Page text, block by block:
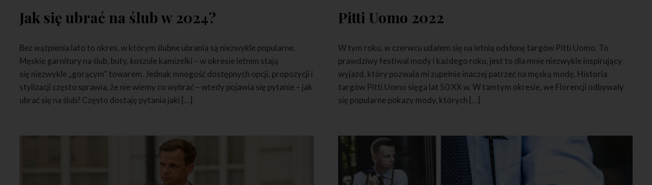
Jak się ubrać na ślub w 2024?
Bez wątpienia lato to okres, w którym ślubne ubrania są niezwykle popularne.
Męskie garnitury na ślub, buty, koszule kamizelki – w okresie letnim stają
się niezwykle „gorącym” towarem. Jednak mnogość dostępnych opcji, propozycji i
stylizacji często sprawia, że nie wiemy co wybrać – wtedy pojawia się pytanie – jak
ubrać się na ślub? Często dostaję pytania jaki […]
Pitti Uomo 2022
W tym roku, w czerwcu udałem się na letnią odsłonę targów Pitti Uomo. To
prawdziwy festiwal mody i każdego roku, jest to dla mnie niezwykle inspirujący
wyjazd, który pozwala mi zupełnie inaczej patrzeć na męską modę. Historia
targów Pitti Uomo sięga lat 50 XX w. W tamtym okresie, we Florencji odbywały
się popularne pokazy mody, których […]